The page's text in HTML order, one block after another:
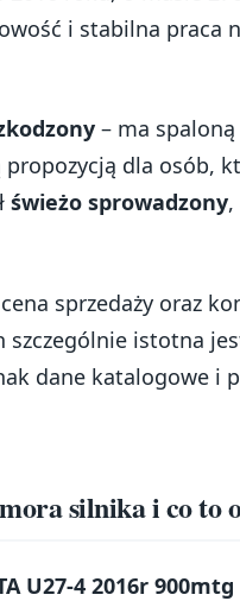
i stabilna praca
– ma
dla osób,
świeżo sprowadzony
sprzedaży oraz
szczególnie istotna
dane katalogowe i
silnika i co to
U27-4 2016r